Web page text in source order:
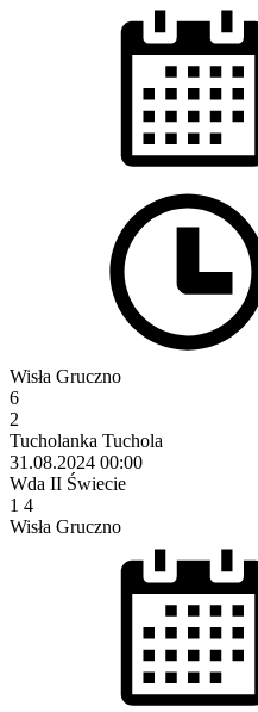
Wisła Gruczno
6
2
Tucholanka Tuchola
31.08.2024 00:00
Wda II Świecie
1 4
Wisła Gruczno